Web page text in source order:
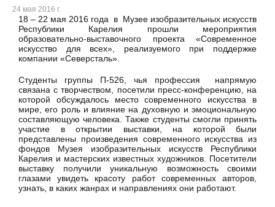
24 мая 2016 г.
18 – 22 мая 2016 года в Музее изобразительных искусств
Республики Карелия прошли мероприятия
образовательно-выставочного проекта «Современное
искусство для всех», реализуемого при поддержке
компании «Северсталь».
Студенты группы П-526, чья профессия напрямую
связана с творчеством, посетили пресс-конференцию, на
которой обсуждалось место современного искусства в
мире, его роль и влияние на духовную и эмоциональную
составляющую человека. Также студенты смогли принять
участие в открытии выставки, на которой были
представлены произведения современного искусства из
фондов Музея изобразительных искусств Республики
Карелия и мастерских известных художников. Посетители
выставку получили уникальную возможность своими
глазами увидеть красоту работ современных авторов,
узнать, в каких жанрах и направлениях они работают.